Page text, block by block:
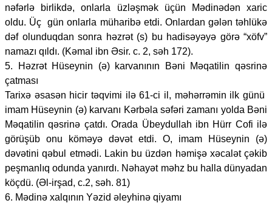
nəfərlə birlikdə, onlarla üzləşmək üçün Mədinədən xaric
oldu. Üç gün onlarla müharibə etdi. Onlardan gələn təhlükə
dəf olunduqdan sonra həzrət (s) bu hadisəyəyə görə “xöfv”
namazı qıldı. (Kəmal ibn Əsir. c. 2, səh 172).
5. Həzrət Hüseynin (ə) karvanının Bəni Məqatilin qəsrinə
çatması
Tarixə əsasən hicir təqvimi ilə 61-ci il, məhərrəmin ilk günü
imam Hüseynin (ə) karvanı Kərbəla səfəri zamanı yolda Bəni
Məqatilin qəsrinə çatdı. Orada Übeydullah ibn Hürr Cofi ilə
görüşüb onu köməyə dəvət etdi. O, imam Hüseynin (ə)
dəvətini qəbul etmədi. Lakin bu üzdən həmişə xəcalət çəkib
peşmanlıq odunda yanırdı. Nəhayət məhz bu halla dünyadan
köçdü. (Əl-irşad, c.2, səh. 81)
6. Mədinə xalqının Yəzid əleyhinə qiyamı